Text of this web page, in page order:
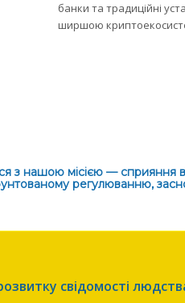
банки та традиційні
ширшою
з нашою місією — сприяння
регулюванню,
свідомості